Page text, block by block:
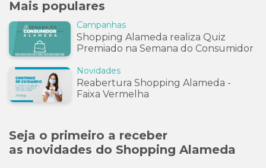
Mais populares
Campanhas
Shopping Alameda realiza Quiz
Premiado na Semana do Consumidor
Novidades
Reabertura Shopping Alameda -
Faixa Vermelha
Seja o primeiro a receber
as novidades do Shopping Alameda